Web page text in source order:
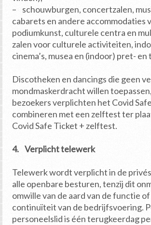
– schouwburgen, concertzalen,
cabarets en andere accommodaties
podiumkunst, culturele centra en
zalen voor culturele activiteiten,
cinema’s, musea en (indoor) pret-
Discotheken en dancings die geen
mondmaskerdracht willen
bezoekers verplichten het Covid
combineren met een zelftest ter
Covid Safe Ticket + zelftest.
4. Verplicht telewerk
Telewerk wordt verplicht in de
alle openbare besturen, tenzij dit
omwille van de aard van de functie
continuïteit van de bedrijfsvoering.
personeelslid is één terugkeerdag